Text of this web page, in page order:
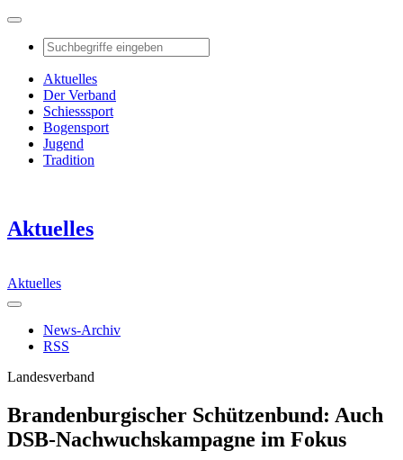
Aktuelles
Der Verband
Schiesssport
Bogensport
Jugend
Tradition
Aktuelles
Aktuelles
News-Archiv
RSS
Landesverband
Brandenburgischer Schützenbund: Auch
DSB-Nachwuchskampagne im Fokus